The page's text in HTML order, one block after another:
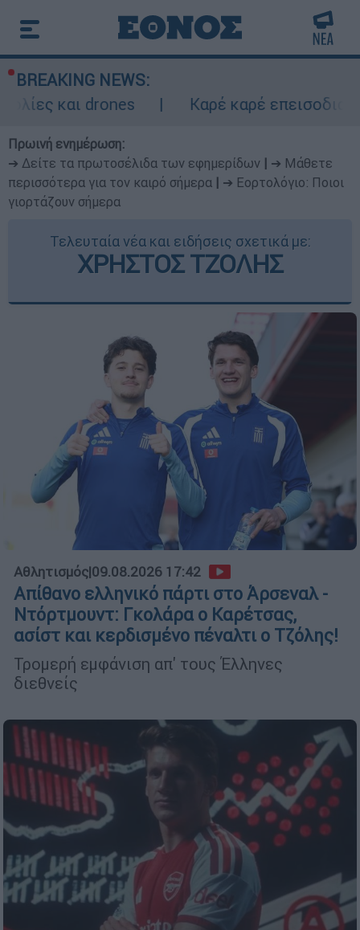
BREAKING NEWS:
drones
Καρέ καρέ επεισοδιακή
Πρωινή ενημέρωση:
➔ Δείτε τα πρωτοσέλιδα των εφημερίδων
➔ Μάθετε
περισσότερα για τον καιρό σήμερα
➔ Εορτολόγιο: Ποιοι
γιορτάζουν σήμερα
Τελευταία νέα και ειδήσεις σχετικά με:
ΧΡΗΣΤΟΣ ΤΖΟΛΗΣ
Αθλητισμός|09.08.2026 17:42
Απίθανο ελληνικό πάρτι στο Άρσεναλ -
Ντόρτμουντ: Γκολάρα ο Καρέτσας,
ασίστ και κερδισμένο πέναλτι ο Τζόλης!
Τρομερή εμφάνιση απ' τους Έλληνες
διεθνείς